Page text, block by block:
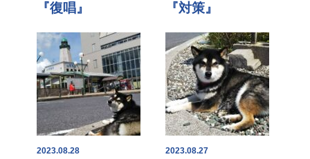
『復唱』 『対策』
2023.08.28 2023.08.27